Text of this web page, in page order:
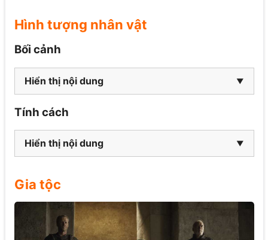
Hình tượng nhân vật
Bối cảnh
Hiển thị nội dung
Tính cách
Hiển thị nội dung
Gia tộc